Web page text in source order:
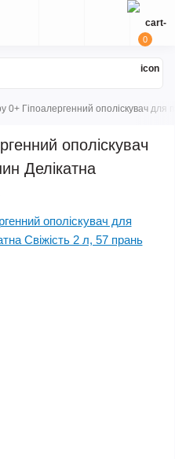
0
0+ Гіпоалергенний ополіскувач для
ополіскувач
Делікатна